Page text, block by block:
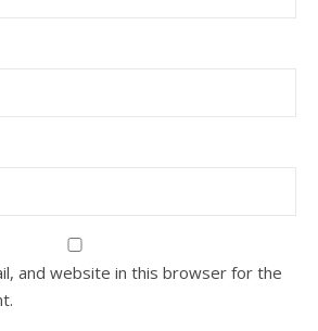
and website in this browser for the